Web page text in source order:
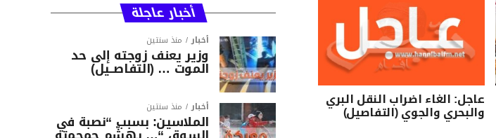
عاجل: الغاء اضراب النقل البري
والبحري والجوي (التفاصيل)
أخبار عاجلة
أخبار منذ سنتين
وزير يعنف زوجته إلى حد
الموت … (التفاصــيل)
أخبار منذ سنتين
الملاسين: بسبب “نصبة في